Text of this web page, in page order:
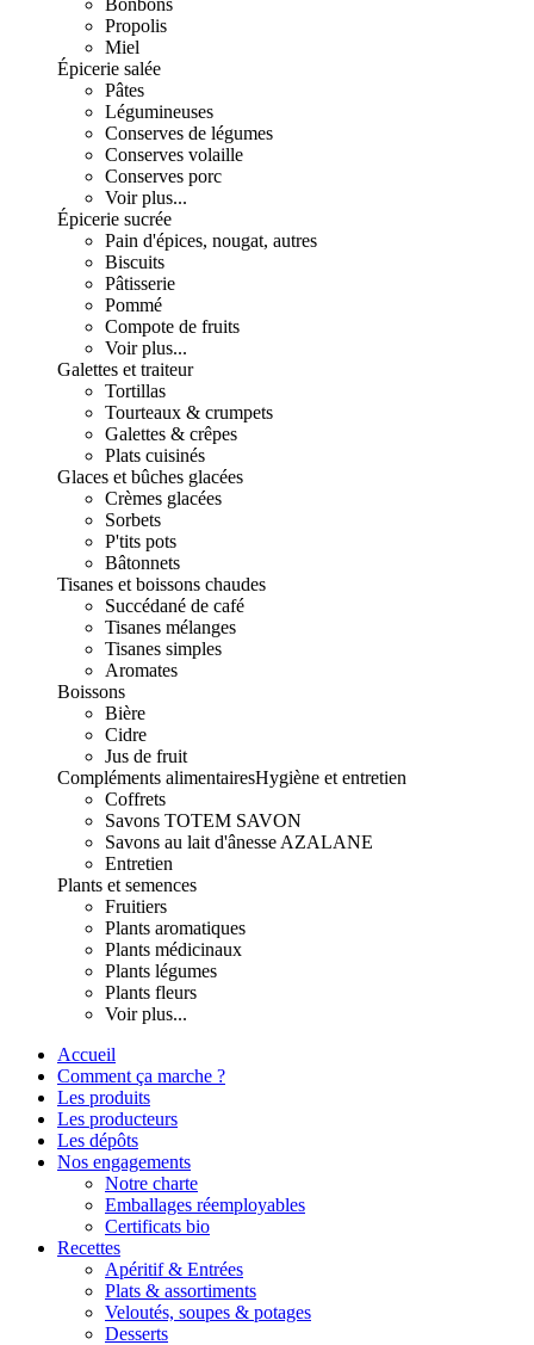
Bonbons
Propolis
Miel
Épicerie salée
Pâtes
Légumineuses
Conserves de légumes
Conserves volaille
Conserves porc
Voir plus...
Épicerie sucrée
Pain d'épices, nougat, autres
Biscuits
Pâtisserie
Pommé
Compote de fruits
Voir plus...
Galettes et traiteur
Tortillas
Tourteaux & crumpets
Galettes & crêpes
Plats cuisinés
Glaces et bûches glacées
Crèmes glacées
Sorbets
P'tits pots
Bâtonnets
Tisanes et boissons chaudes
Succédané de café
Tisanes mélanges
Tisanes simples
Aromates
Boissons
Bière
Cidre
Jus de fruit
Compléments alimentairesHygiène et entretien
Coffrets
Savons TOTEM SAVON
Savons au lait d'ânesse AZALANE
Entretien
Plants et semences
Fruitiers
Plants aromatiques
Plants médicinaux
Plants légumes
Plants fleurs
Voir plus...
Accueil
Comment ça marche ?
Les produits
Les producteurs
Les dépôts
Nos engagements
Notre charte
Emballages réemployables
Certificats bio
Recettes
Apéritif & Entrées
Plats & assortiments
Veloutés, soupes & potages
Desserts